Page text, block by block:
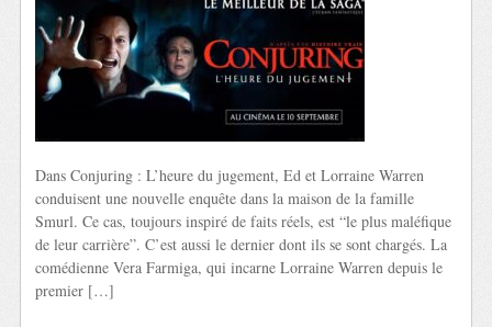
Dans Conjuring : L’heure du jugement, Ed et Lorraine Warren
conduisent une nouvelle enquête dans la maison de la famille
Smurl. Ce cas, toujours inspiré de faits réels, est “le plus maléfique
de leur carrière”. C’est aussi le dernier dont ils se sont chargés. La
comédienne Vera Farmiga, qui incarne Lorraine Warren depuis le
premier […]